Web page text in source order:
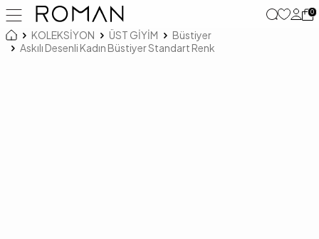
0
KOLEKSİYON ÜST GİYİM
Büstiyer
Askılı Desenli Kadın Büstiyer Standart Renk